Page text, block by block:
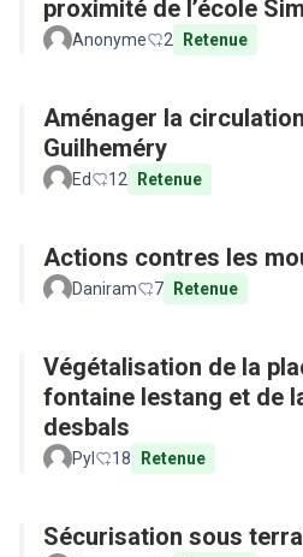
proximité de l’école
Anonyme 2 Retenue
Aménager la
Guilheméry
Ed 12 Retenue
Actions contres les
Daniram 7 Retenue
Végétalisation de la
fontaine lestang et de
desbals
Pyl 18 Retenue
Sécurisation sous